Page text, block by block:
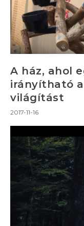
A ház, ahol
irányítható
világítást
2017-11-16